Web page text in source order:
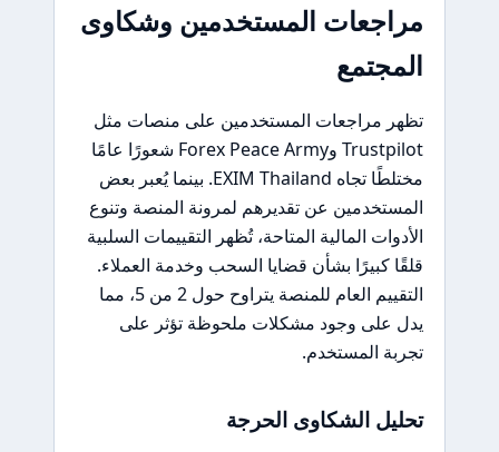
مراجعات المستخدمين وشكاوى
المجتمع
تظهر مراجعات المستخدمين على منصات مثل
Trustpilot وForex Peace Army شعورًا عامًا
مختلطًا تجاه EXIM Thailand. بينما يُعبر بعض
المستخدمين عن تقديرهم لمرونة المنصة وتنوع
الأدوات المالية المتاحة، تُظهر التقييمات السلبية
قلقًا كبيرًا بشأن قضايا السحب وخدمة العملاء.
التقييم العام للمنصة يتراوح حول 2 من 5، مما
يدل على وجود مشكلات ملحوظة تؤثر على
تجربة المستخدم.
تحليل الشكاوى الحرجة